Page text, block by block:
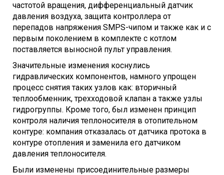
частотой вращения, дифференциальный датчик
давления воздуха, защита контроллера от
перепадов напряжения SMPS-чипом и также как и с
первым поколением в комплекте с котлом
поставляется выносной пульт управления.
Значительные изменения коснулись
гидравлических компонентов, намного упрощен
процесс снятия таких узлов как: вторичный
теплообменник, трехходовой клапан а также узлы
гидрогруппы. Кроме того, был изменен принцип
контроля наличия теплоносителя в отопительном
контуре: компания отказалась от датчика протока в
контуре отопления и заменила его датчиком
давления теплоносителя.
Были изменены присоединительные размеры